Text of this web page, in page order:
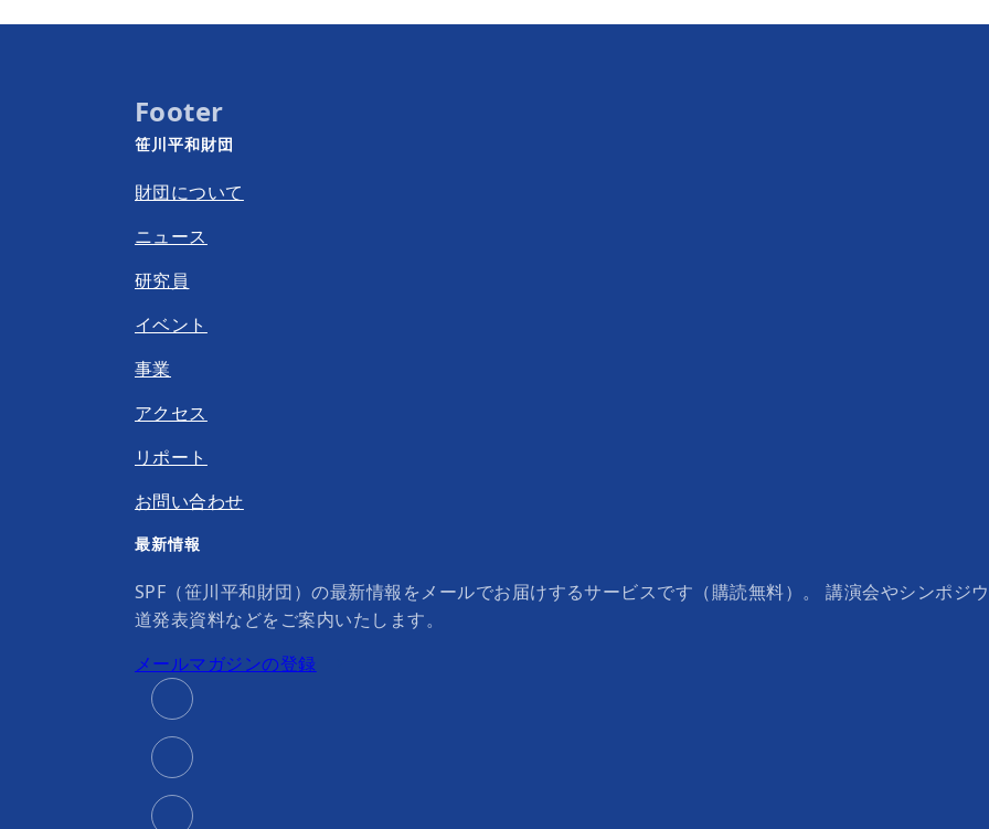
Footer
笹川平和財団
財団について
ニュース
研究員
イベント
事業
アクセス
リポート
お問い合わせ
最新情報
SPF（笹川平和財団）の最新情報をメールでお届けするサービスです（購読無料）。 講演会やシンポジ
道発表資料などをご案内いたします。
メールマガジンの登録